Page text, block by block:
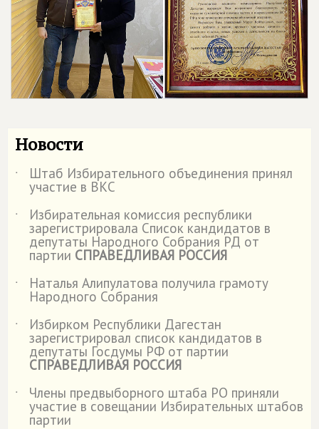
Новости
˙ Штаб Избирательного объединения принял
участие в ВКС
˙
Избирательная комиссия республики
зарегистрировала Список кандидатов в
депутаты Народного Собрания РД от
партии СПРАВЕДЛИВАЯ РОССИЯ
˙
Наталья Алипулатова получила грамоту
Народного Собрания
˙
Избирком Республики Дагестан
зарегистрировал список кандидатов в
депутаты Госдумы РФ от партии
СПРАВЕДЛИВАЯ РОССИЯ
˙
Члены предвыборного штаба РО приняли
участие в совещании Избирательных штабов
партии